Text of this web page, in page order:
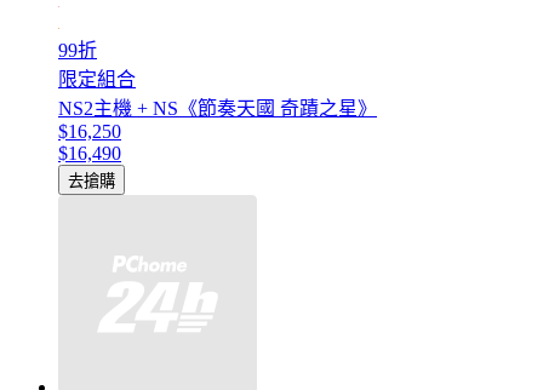
99折
限定組合
NS2主機 + NS《節奏天國 奇蹟之星》
$16,250
$16,490
去搶購